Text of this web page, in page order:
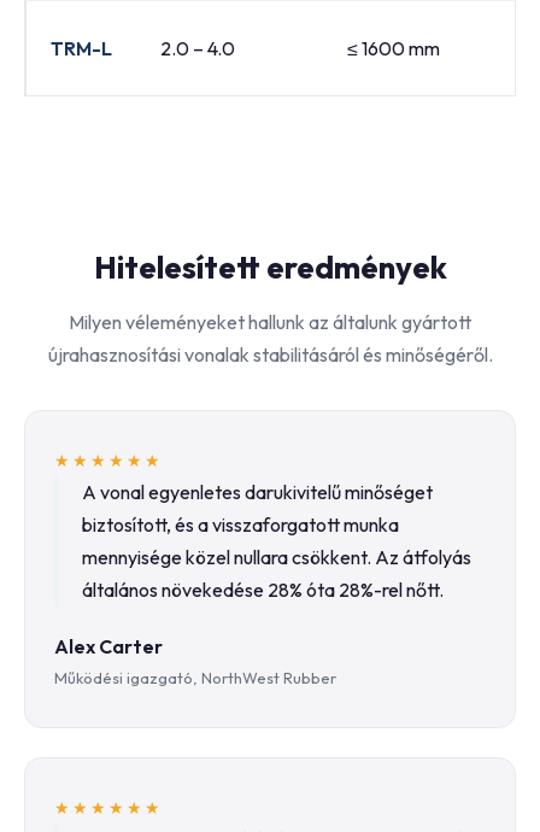
TRM-L 2.0 – 4.0 ≤ 1600 mm
Hitelesített eredmények
Milyen véleményeket hallunk az általunk gyártott
újrahasznosítási vonalak stabilitásáról és minőségéről.
★★★★★★
A vonal egyenletes darukivitelű minőséget
biztosított, és a visszaforgatott munka
mennyisége közel nullara csökkent. Az átfolyás
általános növekedése 28% óta 28%-rel nőtt.
Alex Carter
Működési igazgató, NorthWest Rubber
★★★★★★